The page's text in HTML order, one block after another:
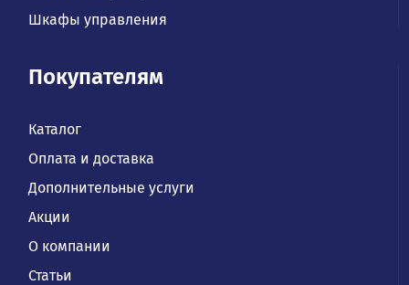
Шкафы управления
Покупателям
Каталог
Оплата и доставка
Дополнительные услуги
Акции
О компании
Статьи